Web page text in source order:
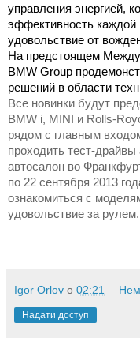
управления энергией,
эффективность каждой
удовольствие от
На предстоящем
BMW Group
решений в области
Все новинки будут
BMW i, MINI и Rolls-
рядом с главным
проходить тест-
автосалон во
по 22 сентября 2013
ознакомиться с
удовольствие за рулем.
Igor Orlov о 02:21
Надати доступ